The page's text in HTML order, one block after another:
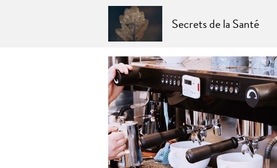
Secrets de la Santé